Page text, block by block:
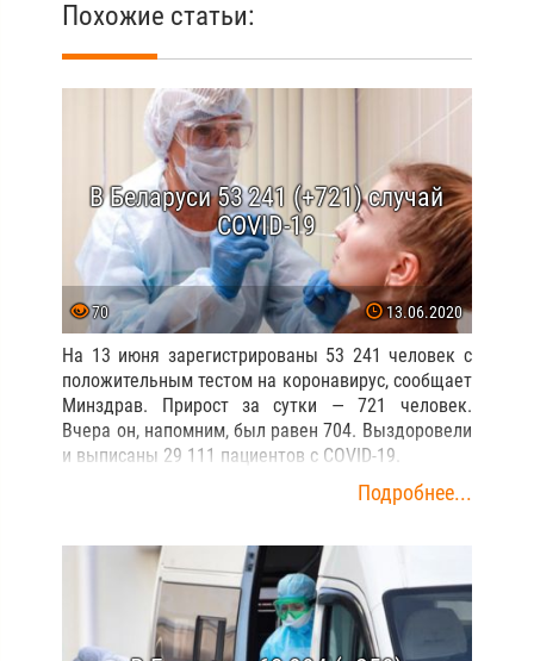
Зубович 8 История
Мероприятия 58
Общество 356 Отдых Памятник 6
Пожар 33 Праздник 21 Предприятие 7
Природа 63 Происшествия 169
Радимичи 15 Радомля 13 Россия 12
Связь 48 Спорт 26 Тарифы 38
Творчество 16 Торговля 52 Транспорт 55
Услуги
Похожие статьи: